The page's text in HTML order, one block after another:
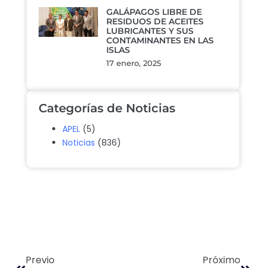
GALÁPAGOS LIBRE DE
RESIDUOS DE ACEITES
LUBRICANTES Y SUS
CONTAMINANTES EN LAS
ISLAS
17 enero, 2025
Categorías de Noticias
APEL (5)
Noticias (836)
Previo Próximo